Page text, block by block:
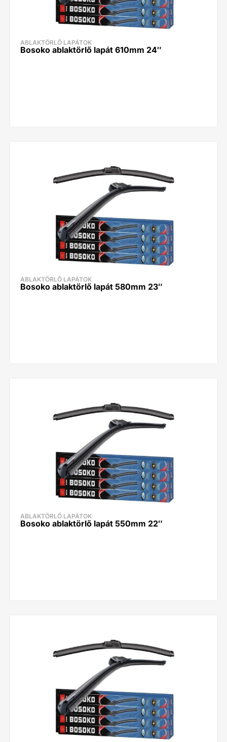
ABLAKTÖRLŐ LAPÁTOK
Bosoko ablaktörlő lapát 610mm 24″
ABLAKTÖRLŐ LAPÁTOK
Bosoko ablaktörlő lapát 580mm 23″
ABLAKTÖRLŐ LAPÁTOK
Bosoko ablaktörlő lapát 550mm 22″